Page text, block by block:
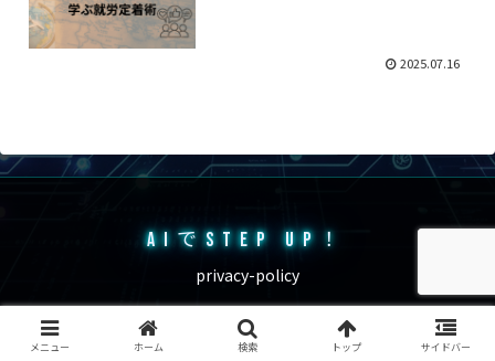
2025.07.16
AIでSTEP UP！
privacy-policy
© 2025 AIでStep up！.
メニュー ホーム 検索 トップ サイドバー